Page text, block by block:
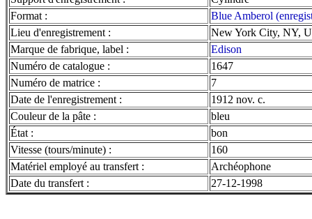
Format :
Blue Amberol
Lieu d'enregistrement :
New York City, NY,
Marque de fabrique, label :
Edison
Numéro de catalogue :
1647
Numéro de matrice :
7
Date de l'enregistrement :
1912 nov. c.
Couleur de la pâte :
bleu
État :
bon
Vitesse (tours/minute) :
160
Matériel employé au transfert :
Archéophone
Date du transfert :
27-12-1998